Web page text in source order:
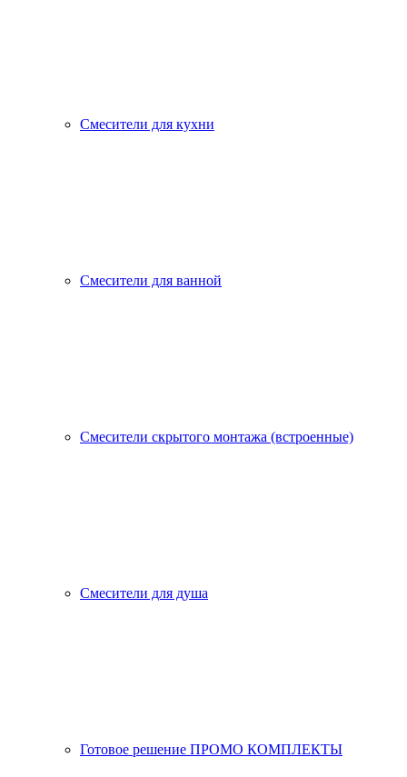
Смесители для кухни
Смесители для ванной
Смесители скрытого монтажа (встроенные)
Смесители для душа
Готовое решение ПРОМО КОМПЛЕКТЫ